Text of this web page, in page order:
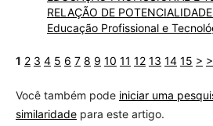
RELAÇÃO DE
Educação Profissional e
1 2 3 4 5 6 7 8 9 10 11 12 13 14 15 >
Você também pode iniciar uma
similaridadepara este artigo.